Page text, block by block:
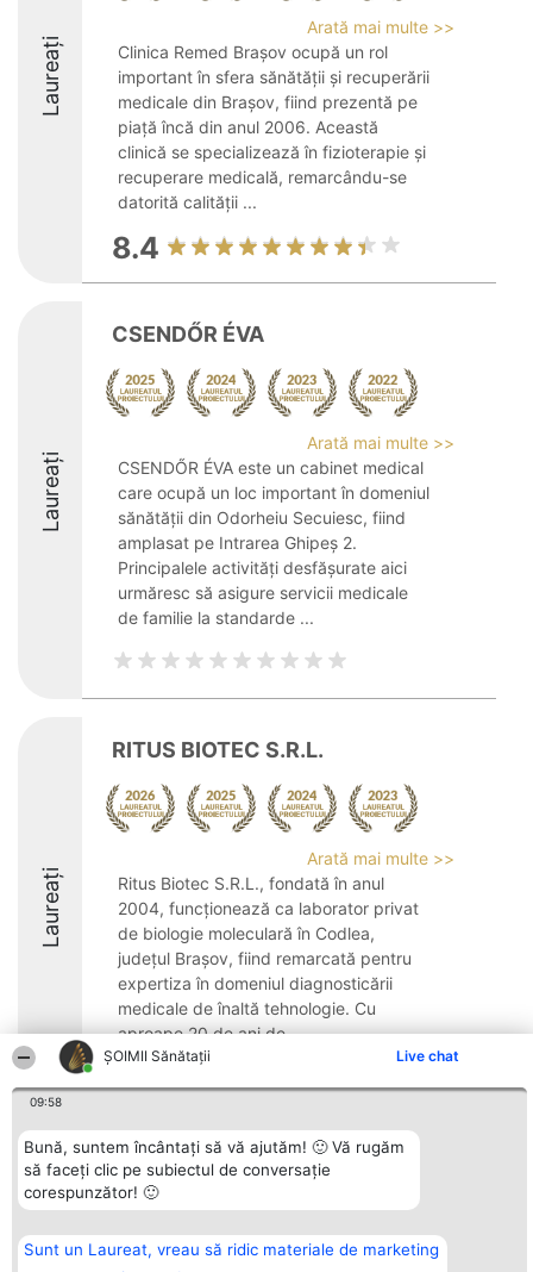
ŞOIMII Sănătații Live chat
09:58
Bună, suntem încântați să vă ajutăm! 🙂 Vă rugăm
să faceți clic pe subiectul de conversație
corespunzător! 🙂
Sunt un Laureat, vreau să ridic materiale de marketing
Laureați
Arată mai multe >>
Clinica Remed Brașov ocupă un rol
important în sfera sănătății și recuperării
medicale din Brașov, fiind prezentă pe
piață încă din anul 2006. Această
clinică se specializează în fizioterapie și
recuperare medicală, remarcându-se
datorită calității ...
8.4
Laureați
CSENDŐR ÉVA
Arată mai multe >>
CSENDŐR ÉVA este un cabinet medical
care ocupă un loc important în domeniul
sănătății din Odorheiu Secuiesc, fiind
amplasat pe Intrarea Ghipeş 2.
Principalele activități desfășurate aici
urmăresc să asigure servicii medicale
de familie la standarde ...
Laureați
RITUS BIOTEC S.R.L.
Arată mai multe >>
Ritus Biotec S.R.L., fondată în anul
2004, funcționează ca laborator privat
de biologie moleculară în Codlea,
județul Brașov, fiind remarcată pentru
expertiza în domeniul diagnosticării
medicale de înaltă tehnologie. Cu
aproape 20 de ani de ...
8.1
Organizator Ranking
BRIGHT SOLUTIONS BR SRL
Aleea Timisul De Sus 2 Bl. A30
Sc. A Et. 4 Ap. 13 Cod 061952
București
CUI 36737675
tel: +40 770 990 492
Plebiscyt
Câștigătorii
Laureaților
Reguli
Statut
Contact